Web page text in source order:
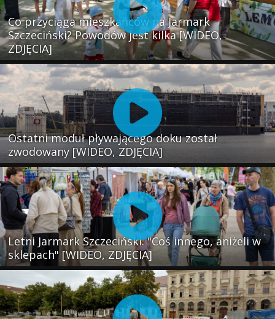
Co przyciąga mieszkańców na Jarmark
Szczeciński? Powodów jest kilka [WIDEO,
ZDJĘCIA]
Ostatni moduł pływającego doku został
zwodowany [WIDEO, ZDJĘCIA]
Letni Jarmark Szczeciński. "Coś innego, aniżeli w
sklepach" [WIDEO, ZDJĘCIA]